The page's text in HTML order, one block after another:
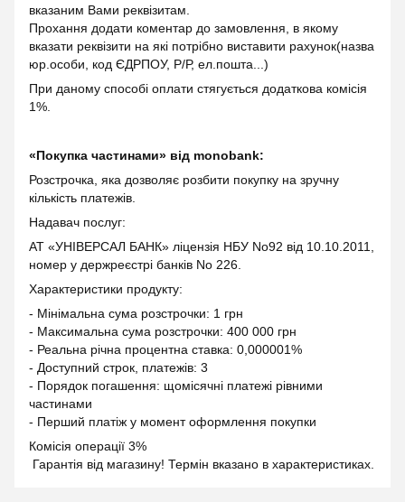
вказаним Вами реквізитам.
Прохання додати коментар до замовлення, в якому
вказати реквізити на які потрібно виставити рахунок(назва
юр.особи, код ЄДРПОУ, Р/Р, ел.пошта...)
При даному способі оплати стягується додаткова комісія
1%.
«Покупка частинами» від monobank:
Розстрочка, яка дозволяє розбити покупку на зручну
кількість платежів.
Надавач послуг:
АТ «УНІВЕРСАЛ БАНК» ліцензія НБУ No92 від 10.10.2011,
номер у держреєстрі банків No 226.
Характеристики продукту:
- Мінімальна сума розстрочки: 1 грн
- Максимальна сума розстрочки: 400 000 грн
- Реальна річна процентна ставка: 0,000001%
- Доступний строк, платежів: 3
- Порядок погашення: щомісячні платежі рівними
частинами
- Перший платіж у момент оформлення покупки
Комісія операції 3%
Гарантія від магазину! Термін вказано в характеристиках.